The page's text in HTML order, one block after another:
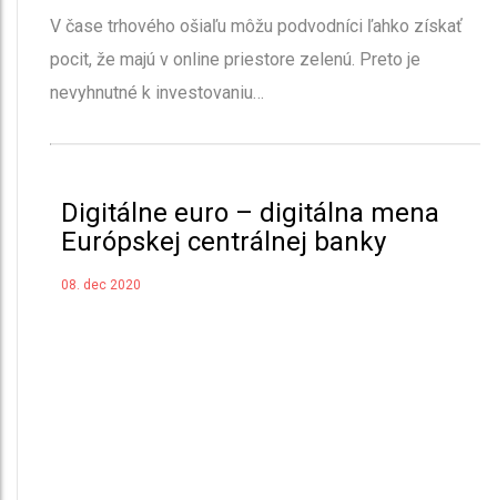
V čase trhového ošiaľu môžu podvodníci ľahko získať
pocit, že majú v online priestore zelenú. Preto je
nevyhnutné k investovaniu…
Digitálne euro – digitálna mena
Európskej centrálnej banky
08. dec 2020